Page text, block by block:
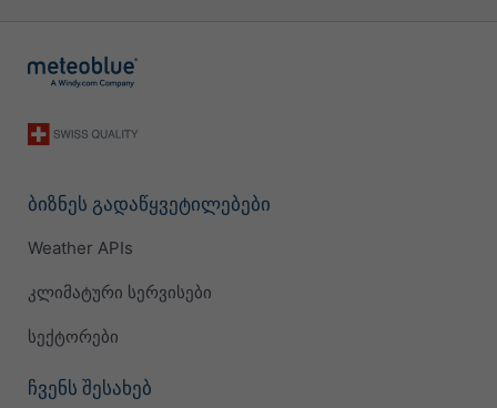
ბიზნეს გადაწყვეტილებები
Weather APIs
კლიმატური სერვისები
სექტორები
ჩვენს შესახებ